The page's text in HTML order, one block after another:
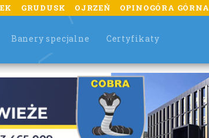
GRUDUSK OJRZEŃ OPINOGÓRA GÓRNA
Banery specjalne Certyfikaty